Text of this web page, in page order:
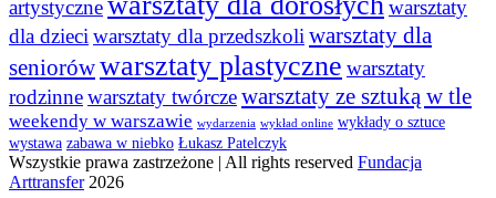
artystyczne
warsztaty
dla dzieciwarsztaty dla przedszkoliwarsztaty dla
seniorówwarsztaty plastyczne warsztaty
rodzinnewarsztaty twórczewarsztaty ze sztuką w tle
weekendy w warszawie wydarzenia wykład online wykłady o sztuce
wystawa zabawa w niebko Łukasz Patelczyk
Wszystkie prawa zastrzeżone | All rights reserved Fundacja
Arttransfer2026